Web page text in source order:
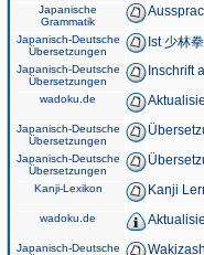
Japanische
Grammatik
Japanisch-Deutsche
Übersetzungen
Ist 少林
Japanisch-Deutsche
Übersetzungen
Inschrift
wadoku.de
Japanisch-Deutsche
Übersetzungen
Japanisch-Deutsche
Übersetzungen
Kanji-Lexikon Kanji
wadoku.de
Japanisch-Deutsche